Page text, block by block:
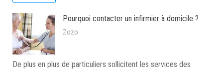
Pourquoi contacter un infirmier à domicile ?
Zozo
De plus en plus de particuliers sollicitent les services des